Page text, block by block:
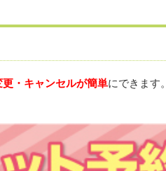
・キャンセルが簡単にできます。